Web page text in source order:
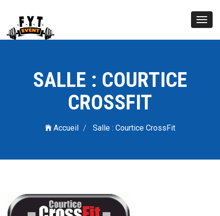
SALLE : COURTICE
CROSSFIT
Accueil Salle : Courtice CrossFit